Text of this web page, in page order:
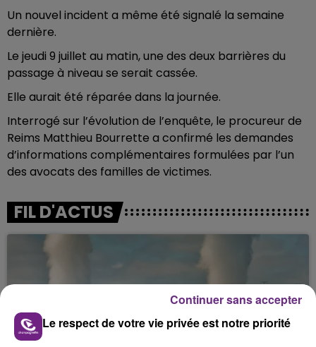
Un nouvel incident a même été signalé la semaine
dernière.
Le jeudi 9 juillet au matin, une des deux barrières du
passage à niveau se serait cassée.
Elle aurait été réparée dans la journée.
Interrogé sur l’évolution de l’enquête, le procureur de
Reims Matthieu Bourrette a confirmé les demandes
d’informations complémentaires formulées par l’un
des avocats des familles de victimes.
FIL D'ACTUS
Le respect de votre vie privée est notre priorité
Continuer sans accepter